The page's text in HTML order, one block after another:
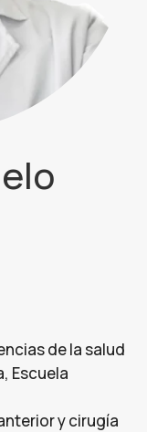
de la salud
Escuela
y cirugía